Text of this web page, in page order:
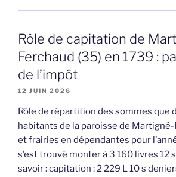
Rôle de capitation de
Ferchaud (35) en 1739 :
de l’impôt
12 JUIN 2026
Rôle de répartition des sommes que
habitants de la paroisse de
et frairies en dépendantes pour
s’est trouvé monter à 3 160 livres 12
savoir : capitation : 2 229 L 10 s